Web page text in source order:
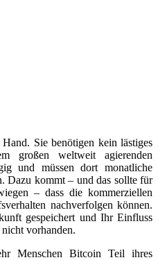
Sie benötigen kein lästiges
großen weltweit agierenden
und müssen dort monatliche
Dazu kommt – und das sollte für
– dass die kommerziellen
nachverfolgen können.
gespeichert und Ihr Einfluss
vorhanden.
Menschen Bitcoin Teil ihres